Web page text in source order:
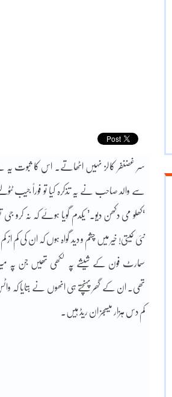
سر غضنفر کالز نہیں اٹھاتے۔ اس کا ثبوت
سے والد صاحب نے یہ تذکرہ کیا تو فوراً جیب
‘کھلو می دکھن دیو۔’ یکدم گویا ہوئے کہ نہ کرو
نئی کیتی! خیر میں چشم و دید گواہ ہوں کہ ان کی کم از
سمارٹ فون کے شیشے پہ لکھی تھیں جن پہ
تھی۔ ان کے گھر پہنچتے ہی انھوں نے بتایا کہ
کم دس ہزار میسجز ان ریڈ ہیں۔